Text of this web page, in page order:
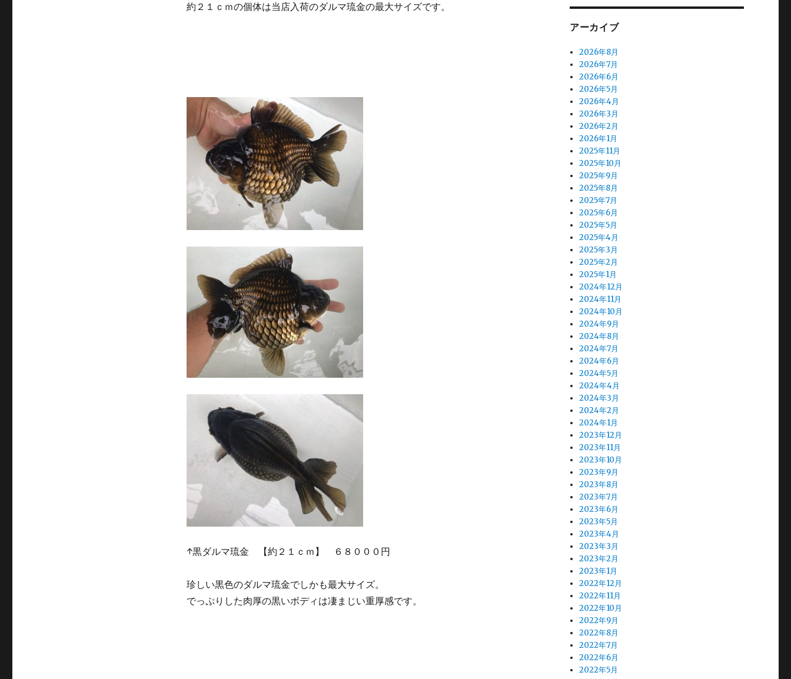
約２１ｃｍの個体は当店入荷のダルマ琉金の最大サイズです。
↑黒ダルマ琉金 【約２１ｃｍ】 ６８０００円
珍しい黒色のダルマ琉金でしかも最大サイズ。
でっぷりした肉厚の黒いボディは凄まじい重厚感です。
アーカイブ
2026年8月
2026年7月
2026年6月
2026年5月
2026年4月
2026年3月
2026年2月
2026年1月
2025年11月
2025年10月
2025年9月
2025年8月
2025年7月
2025年6月
2025年5月
2025年4月
2025年3月
2025年2月
2025年1月
2024年12月
2024年11月
2024年10月
2024年9月
2024年8月
2024年7月
2024年6月
2024年5月
2024年4月
2024年3月
2024年2月
2024年1月
2023年12月
2023年11月
2023年10月
2023年9月
2023年8月
2023年7月
2023年6月
2023年5月
2023年4月
2023年3月
2023年2月
2023年1月
2022年12月
2022年11月
2022年10月
2022年9月
2022年8月
2022年7月
2022年6月
2022年5月